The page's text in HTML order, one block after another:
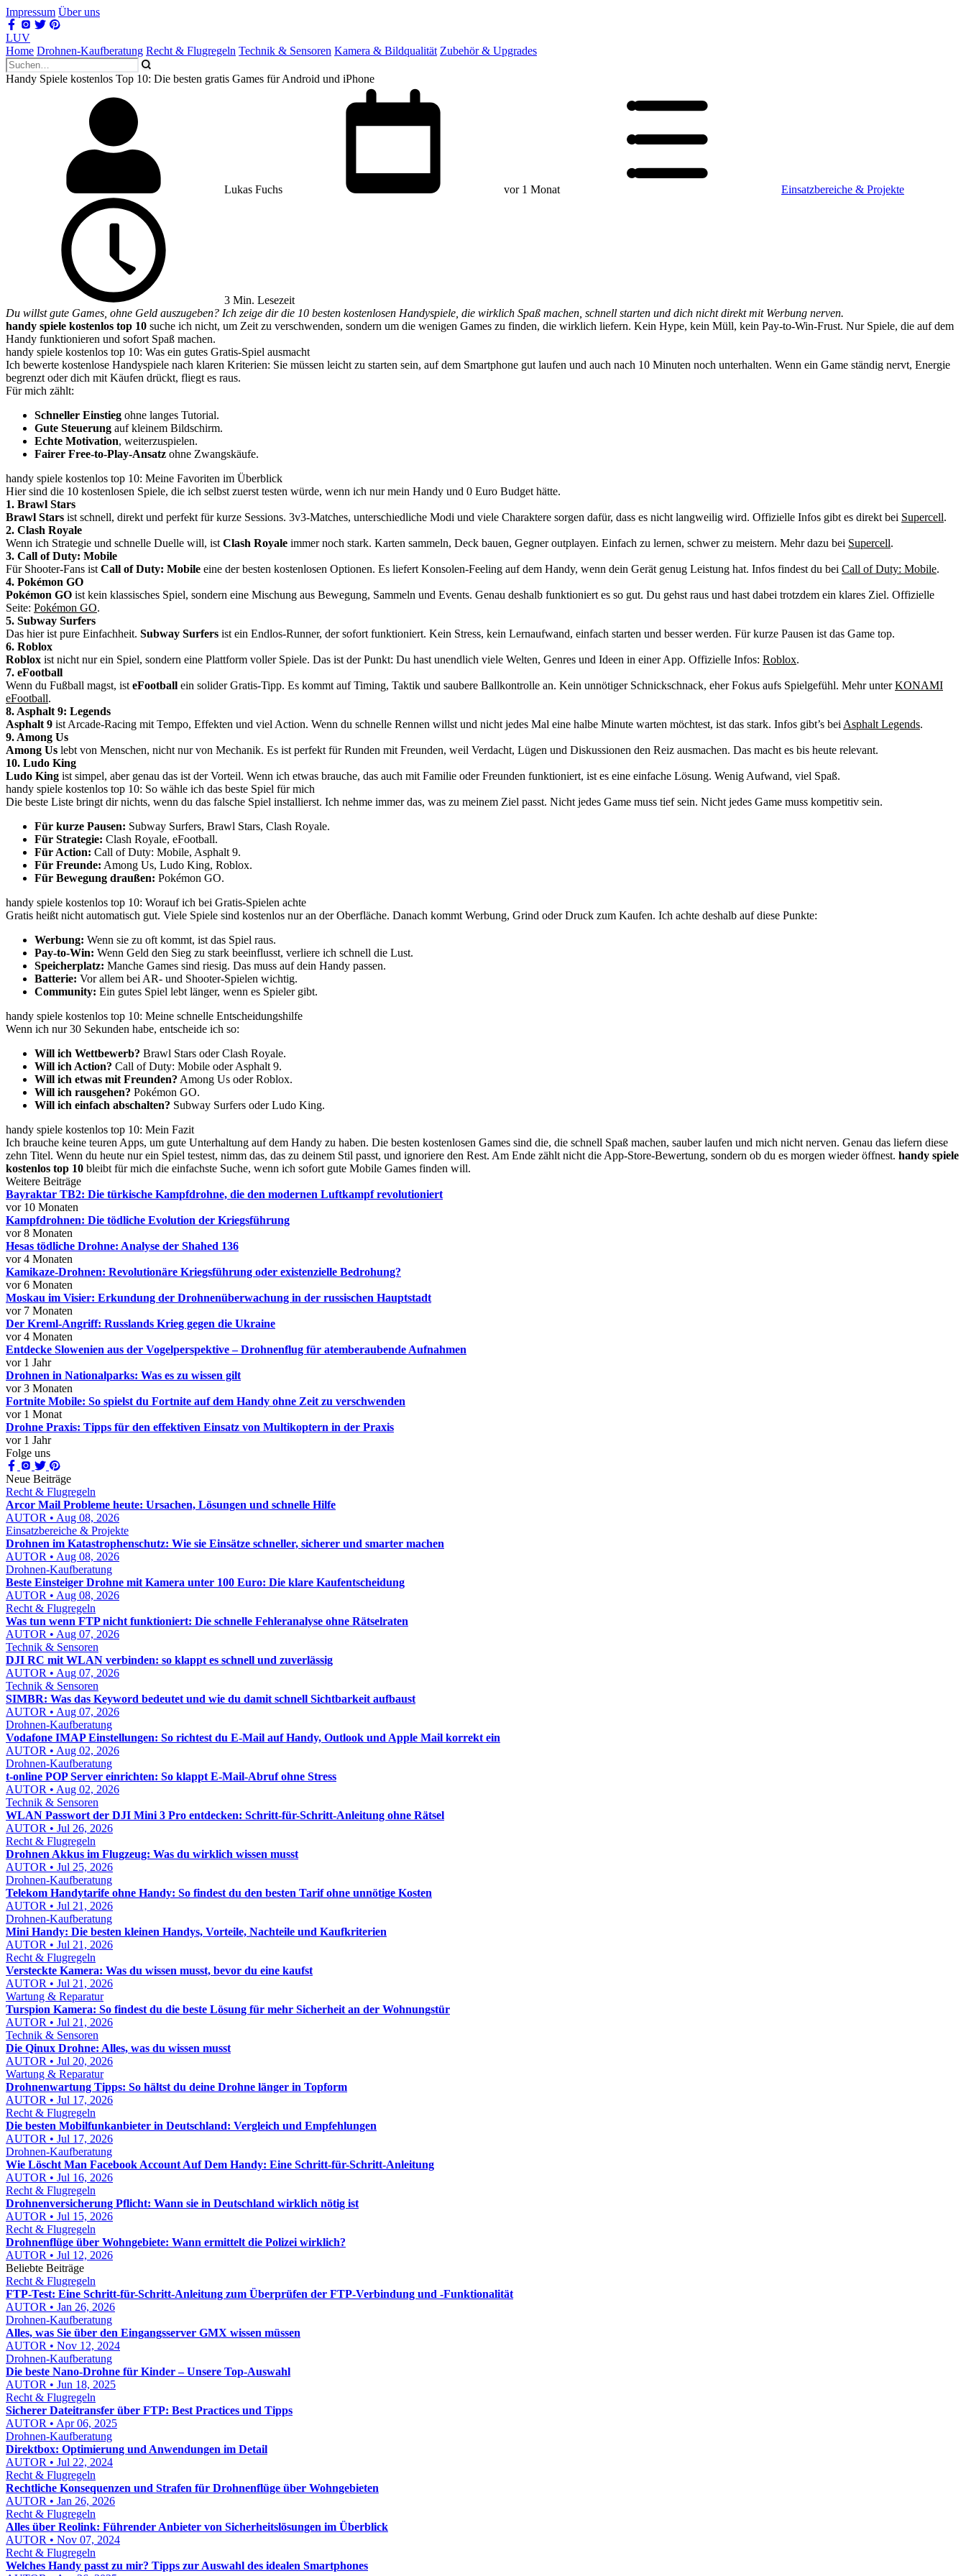
Impressum Über uns
LUV
Home Drohnen-Kaufberatung Recht & Flugregeln Technik & Sensoren Kamera & Bildqualität Zubehör & Upgrades
Handy Spiele kostenlos Top 10: Die besten gratis Games für Android und iPhone
Lukas Fuchs vor 1 Monat Einsatzbereiche & Projekte
3 Min. Lesezeit
Du willst gute Games, ohne Geld auszugeben? Ich zeige dir die 10 besten kostenlosen Handyspiele, die wirklich Spaß machen, schnell starten und dich nicht direkt mit Werbung nerven.
handy spiele kostenlos top 10 suche ich nicht, um Zeit zu verschwenden, sondern um die wenigen Games zu finden, die wirklich liefern. Kein Hype, kein Müll, kein Pay-to-Win-Frust. Nur Spiele, die auf dem
Handy funktionieren und sofort Spaß machen.
handy spiele kostenlos top 10: Was ein gutes Gratis-Spiel ausmacht
Ich bewerte kostenlose Handyspiele nach klaren Kriterien: Sie müssen leicht zu starten sein, auf dem Smartphone gut laufen und auch nach 10 Minuten noch unterhalten. Wenn ein Game ständig nervt, Energie
begrenzt oder dich mit Käufen drückt, fliegt es raus.
Für mich zählt:
Schneller Einstieg ohne langes Tutorial.
Gute Steuerung auf kleinem Bildschirm.
Echte Motivation, weiterzuspielen.
Fairer Free-to-Play-Ansatz ohne Zwangskäufe.
handy spiele kostenlos top 10: Meine Favoriten im Überblick
Hier sind die 10 kostenlosen Spiele, die ich selbst zuerst testen würde, wenn ich nur mein Handy und 0 Euro Budget hätte.
1. Brawl Stars
Brawl Stars ist schnell, direkt und perfekt für kurze Sessions. 3v3-Matches, unterschiedliche Modi und viele Charaktere sorgen dafür, dass es nicht langweilig wird. Offizielle Infos gibt es direkt bei Supercell.
2. Clash Royale
Wenn ich Strategie und schnelle Duelle will, ist Clash Royale immer noch stark. Karten sammeln, Deck bauen, Gegner outplayen. Einfach zu lernen, schwer zu meistern. Mehr dazu bei Supercell.
3. Call of Duty: Mobile
Für Shooter-Fans ist Call of Duty: Mobile eine der besten kostenlosen Optionen. Es liefert Konsolen-Feeling auf dem Handy, wenn dein Gerät genug Leistung hat. Infos findest du bei Call of Duty: Mobile.
4. Pokémon GO
Pokémon GO ist kein klassisches Spiel, sondern eine Mischung aus Bewegung, Sammeln und Events. Genau deshalb funktioniert es so gut. Du gehst raus und hast dabei trotzdem ein klares Ziel. Offizielle
Seite: Pokémon GO.
5. Subway Surfers
Das hier ist pure Einfachheit. Subway Surfers ist ein Endlos-Runner, der sofort funktioniert. Kein Stress, kein Lernaufwand, einfach starten und besser werden. Für kurze Pausen ist das Game top.
6. Roblox
Roblox ist nicht nur ein Spiel, sondern eine Plattform voller Spiele. Das ist der Punkt: Du hast unendlich viele Welten, Genres und Ideen in einer App. Offizielle Infos: Roblox.
7. eFootball
Wenn du Fußball magst, ist eFootball ein solider Gratis-Tipp. Es kommt auf Timing, Taktik und saubere Ballkontrolle an. Kein unnötiger Schnickschnack, eher Fokus aufs Spielgefühl. Mehr unterKONAMI
eFootball.
8. Asphalt 9: Legends
Asphalt 9 ist Arcade-Racing mit Tempo, Effekten und viel Action. Wenn du schnelle Rennen willst und nicht jedes Mal eine halbe Minute warten möchtest, ist das stark. Infos gibt’s bei Asphalt Legends.
9. Among Us
Among Us lebt von Menschen, nicht nur von Mechanik. Es ist perfekt für Runden mit Freunden, weil Verdacht, Lügen und Diskussionen den Reiz ausmachen. Das macht es bis heute relevant.
10. Ludo King
Ludo King ist simpel, aber genau das ist der Vorteil. Wenn ich etwas brauche, das auch mit Familie oder Freunden funktioniert, ist es eine einfache Lösung. Wenig Aufwand, viel Spaß.
handy spiele kostenlos top 10: So wähle ich das beste Spiel für mich
Die beste Liste bringt dir nichts, wenn du das falsche Spiel installierst. Ich nehme immer das, was zu meinem Ziel passt. Nicht jedes Game muss tief sein. Nicht jedes Game muss kompetitiv sein.
Für kurze Pausen: Subway Surfers, Brawl Stars, Clash Royale.
Für Strategie: Clash Royale, eFootball.
Für Action: Call of Duty: Mobile, Asphalt 9.
Für Freunde: Among Us, Ludo King, Roblox.
Für Bewegung draußen: Pokémon GO.
handy spiele kostenlos top 10: Worauf ich bei Gratis-Spielen achte
Gratis heißt nicht automatisch gut. Viele Spiele sind kostenlos nur an der Oberfläche. Danach kommt Werbung, Grind oder Druck zum Kaufen. Ich achte deshalb auf diese Punkte:
Werbung: Wenn sie zu oft kommt, ist das Spiel raus.
Pay-to-Win: Wenn Geld den Sieg zu stark beeinflusst, verliere ich schnell die Lust.
Speicherplatz: Manche Games sind riesig. Das muss auf dein Handy passen.
Batterie: Vor allem bei AR- und Shooter-Spielen wichtig.
Community: Ein gutes Spiel lebt länger, wenn es Spieler gibt.
handy spiele kostenlos top 10: Meine schnelle Entscheidungshilfe
Wenn ich nur 30 Sekunden habe, entscheide ich so:
Will ich Wettbewerb? Brawl Stars oder Clash Royale.
Will ich Action? Call of Duty: Mobile oder Asphalt 9.
Will ich etwas mit Freunden? Among Us oder Roblox.
Will ich rausgehen? Pokémon GO.
Will ich einfach abschalten? Subway Surfers oder Ludo King.
handy spiele kostenlos top 10: Mein Fazit
Ich brauche keine teuren Apps, um gute Unterhaltung auf dem Handy zu haben. Die besten kostenlosen Games sind die, die schnell Spaß machen, sauber laufen und mich nicht nerven. Genau das liefern diese
zehn Titel. Wenn du heute nur ein Spiel testest, nimm das, das zu deinem Stil passt, und ignoriere den Rest. Am Ende zählt nicht die App-Store-Bewertung, sondern ob du es morgen wieder öffnest. handy spiele
kostenlos top 10 bleibt für mich die einfachste Suche, wenn ich sofort gute Mobile Games finden will.
Weitere Beiträge
Bayraktar TB2: Die türkische Kampfdrohne, die den modernen Luftkampf revolutioniert
vor 10 Monaten
Kampfdrohnen: Die tödliche Evolution der Kriegsführung
vor 8 Monaten
Hesas tödliche Drohne: Analyse der Shahed 136
vor 4 Monaten
Kamikaze-Drohnen: Revolutionäre Kriegsführung oder existenzielle Bedrohung?
vor 6 Monaten
Moskau im Visier: Erkundung der Drohnenüberwachung in der russischen Hauptstadt
vor 7 Monaten
Der Kreml-Angriff: Russlands Krieg gegen die Ukraine
vor 4 Monaten
Entdecke Slowenien aus der Vogelperspektive – Drohnenflug für atemberaubende Aufnahmen
vor 1 Jahr
Drohnen in Nationalparks: Was es zu wissen gilt
vor 3 Monaten
Fortnite Mobile: So spielst du Fortnite auf dem Handy ohne Zeit zu verschwenden
vor 1 Monat
Drohne Praxis: Tipps für den effektiven Einsatz von Multikoptern in der Praxis
vor 1 Jahr
Folge uns
Neue Beiträge
Recht & Flugregeln
Arcor Mail Probleme heute: Ursachen, Lösungen und schnelle Hilfe
AUTOR • Aug 08, 2026
Einsatzbereiche & Projekte
Drohnen im Katastrophenschutz: Wie sie Einsätze schneller, sicherer und smarter machen
AUTOR • Aug 08, 2026
Drohnen-Kaufberatung
Beste Einsteiger Drohne mit Kamera unter 100 Euro: Die klare Kaufentscheidung
AUTOR • Aug 08, 2026
Recht & Flugregeln
Was tun wenn FTP nicht funktioniert: Die schnelle Fehleranalyse ohne Rätselraten
AUTOR • Aug 07, 2026
Technik & Sensoren
DJI RC mit WLAN verbinden: so klappt es schnell und zuverlässig
AUTOR • Aug 07, 2026
Technik & Sensoren
SIMBR: Was das Keyword bedeutet und wie du damit schnell Sichtbarkeit aufbaust
AUTOR • Aug 07, 2026
Drohnen-Kaufberatung
Vodafone IMAP Einstellungen: So richtest du E-Mail auf Handy, Outlook und Apple Mail korrekt ein
AUTOR • Aug 02, 2026
Drohnen-Kaufberatung
t-online POP Server einrichten: So klappt E-Mail-Abruf ohne Stress
AUTOR • Aug 02, 2026
Technik & Sensoren
WLAN Passwort der DJI Mini 3 Pro entdecken: Schritt-für-Schritt-Anleitung ohne Rätsel
AUTOR • Jul 26, 2026
Recht & Flugregeln
Drohnen Akkus im Flugzeug: Was du wirklich wissen musst
AUTOR • Jul 25, 2026
Drohnen-Kaufberatung
Telekom Handytarife ohne Handy: So findest du den besten Tarif ohne unnötige Kosten
AUTOR • Jul 21, 2026
Drohnen-Kaufberatung
Mini Handy: Die besten kleinen Handys, Vorteile, Nachteile und Kaufkriterien
AUTOR • Jul 21, 2026
Recht & Flugregeln
Versteckte Kamera: Was du wissen musst, bevor du eine kaufst
AUTOR • Jul 21, 2026
Wartung & Reparatur
Turspion Kamera: So findest du die beste Lösung für mehr Sicherheit an der Wohnungstür
AUTOR • Jul 21, 2026
Technik & Sensoren
Die Qinux Drohne: Alles, was du wissen musst
AUTOR • Jul 20, 2026
Wartung & Reparatur
Drohnenwartung Tipps: So hältst du deine Drohne länger in Topform
AUTOR • Jul 17, 2026
Recht & Flugregeln
Die besten Mobilfunkanbieter in Deutschland: Vergleich und Empfehlungen
AUTOR • Jul 17, 2026
Drohnen-Kaufberatung
Wie Löscht Man Facebook Account Auf Dem Handy: Eine Schritt-für-Schritt-Anleitung
AUTOR • Jul 16, 2026
Recht & Flugregeln
Drohnenversicherung Pflicht: Wann sie in Deutschland wirklich nötig ist
AUTOR • Jul 15, 2026
Recht & Flugregeln
Drohnenflüge über Wohngebiete: Wann ermittelt die Polizei wirklich?
AUTOR • Jul 12, 2026
Beliebte Beiträge
Recht & Flugregeln
FTP-Test: Eine Schritt-für-Schritt-Anleitung zum Überprüfen der FTP-Verbindung und -Funktionalität
AUTOR • Jan 26, 2026
Drohnen-Kaufberatung
Alles, was Sie über den Eingangsserver GMX wissen müssen
AUTOR • Nov 12, 2024
Drohnen-Kaufberatung
Die beste Nano-Drohne für Kinder – Unsere Top-Auswahl
AUTOR • Jun 18, 2025
Recht & Flugregeln
Sicherer Dateitransfer über FTP: Best Practices und Tipps
AUTOR • Apr 06, 2025
Drohnen-Kaufberatung
Direktbox: Optimierung und Anwendungen im Detail
AUTOR • Jul 22, 2024
Recht & Flugregeln
Rechtliche Konsequenzen und Strafen für Drohnenflüge über Wohngebieten
AUTOR • Jan 26, 2026
Recht & Flugregeln
Alles über Reolink: Führender Anbieter von Sicherheitslösungen im Überblick
AUTOR • Nov 07, 2024
Recht & Flugregeln
Welches Handy passt zu mir? Tipps zur Auswahl des idealen Smartphones